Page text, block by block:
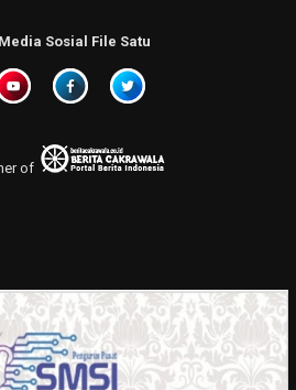
Sosial File Satu
of